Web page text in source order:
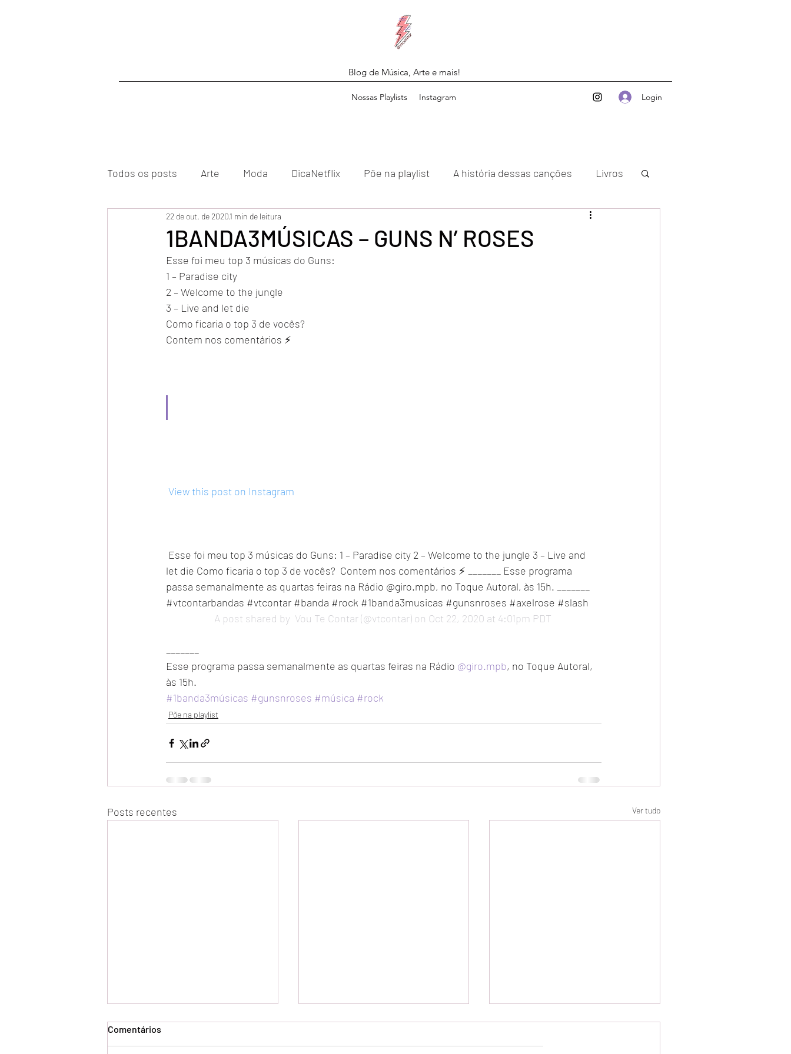
Blog de Música, Arte e mais!
Nossas Playlists Instagram Login
Todos os posts Arte Moda DicaNetflix Põe na playlist A história dessas canções Livros
1BANDA3MÚSICAS – GUNS N’ ROSES
22 de out. de 20201 min de leitura
Esse foi meu top 3 músicas do Guns:
1 – Paradise city
2 – Welcome to the jungle
3 – Live and let die
Como ficaria o top 3 de vocês?
Contem nos comentários ⚡
View this post on Instagram
Esse foi meu top 3 músicas do Guns: 1 – Paradise city 2 – Welcome to the jungle 3 – Live and
let die Como ficaria o top 3 de vocês?  Contem nos comentários ⚡ _______ Esse programa
passa semanalmente as quartas feiras na Rádio @giro.mpb, no Toque Autoral, às 15h. _______
#vtcontarbandas #vtcontar #banda #rock #1banda3musicas #gunsnroses #axelrose #slash
A post shared by Vou Te Contar (@vtcontar) on Oct 22, 2020 at 4:01pm PDT
Esse programa passa semanalmente as quartas feiras na Rádio @giro.mpb, no Toque Autoral,
às 15h.
#1banda3músicas #gunsnroses #música #rock
Põe na playlist
Posts recentes Ver tudo
Comentários